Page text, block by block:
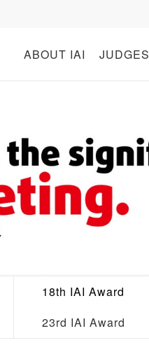
ABOUT IAI JUDGES
18th IAI Award
23rd IAI Award